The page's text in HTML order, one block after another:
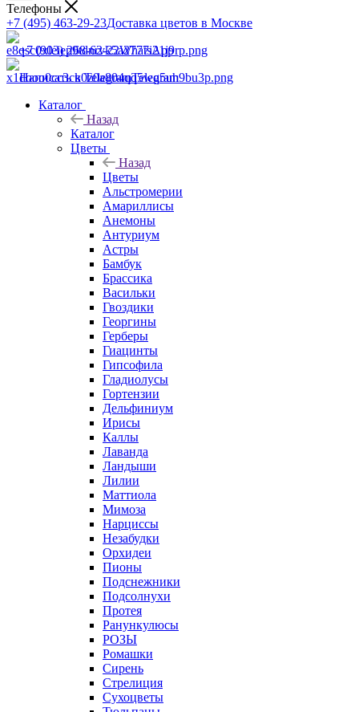
Телефоны
+7 (495) 463-29-23Доставка цветов в Москве
+7 (903) 268-62-22WhatsApp
Написать в TelegramTelegram
Каталог
Назад
Каталог
Цветы
Назад
Цветы
Альстромерии
Амариллисы
Анемоны
Антуриум
Астры
Бамбук
Брассика
Васильки
Гвоздики
Георгины
Герберы
Гиацинты
Гипсофила
Гладиолусы
Гортензии
Дельфиниум
Ирисы
Каллы
Лаванда
Ландыши
Лилии
Маттиола
Мимоза
Нарциссы
Незабудки
Орхидеи
Пионы
Подснежники
Подсолнухи
Протея
Ранункулюсы
РОЗЫ
Ромашки
Сирень
Стрелиция
Сухоцветы